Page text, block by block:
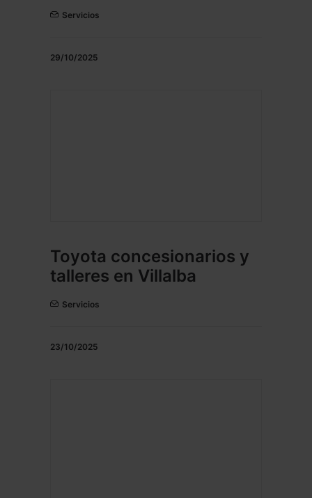
Servicios
29/10/2025
Toyota concesionarios y
talleres en Villalba
Servicios
23/10/2025